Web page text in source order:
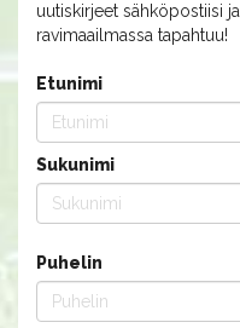
uutiskirjeet sähköpostiisi
ravimaailmassa tapahtuu!
Etunimi
Sukunimi
Puhelin